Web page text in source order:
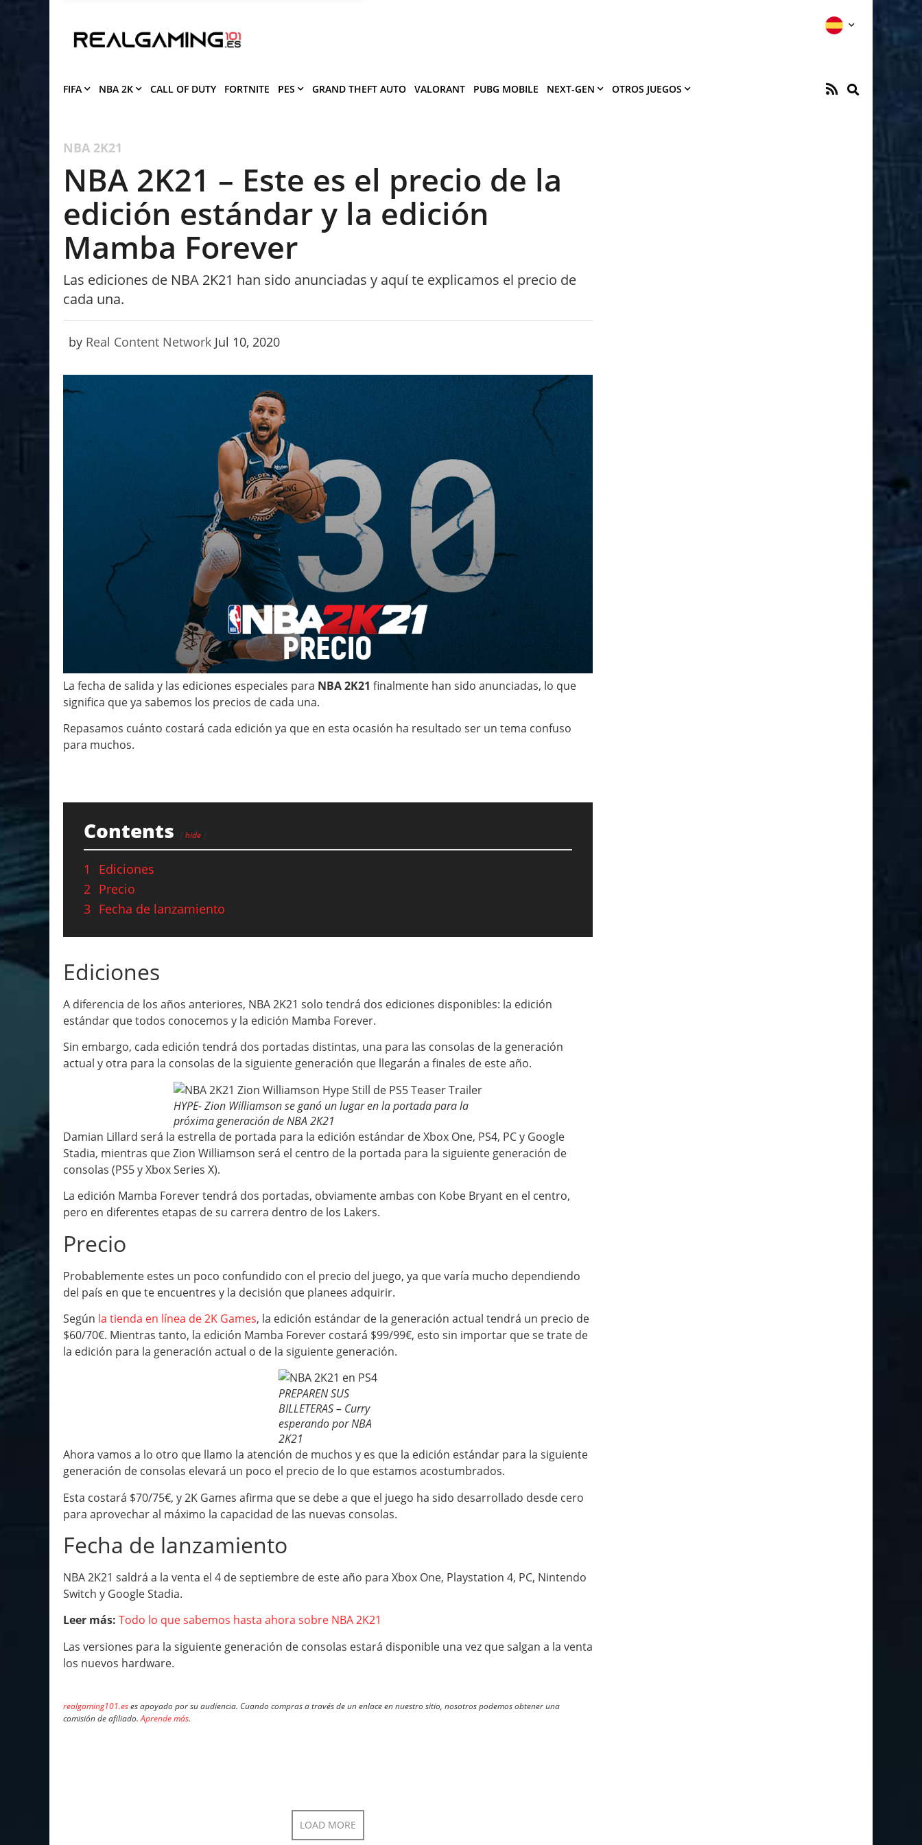
notificaciones de los mejores artículos.
FIFA NBA 2K CALL OF DUTY FORTNITE PES GRAND THEFT AUTO VALORANT PUBG MOBILE NEXT-GEN OTROS JUEGOS
NBA 2K21
NBA 2K21 – Este es el precio de la
edición estándar y la edición
Mamba Forever
Las ediciones de NBA 2K21 han sido anunciadas y aquí te explicamos el precio de
cada una.
by Real Content Network Jul 10, 2020
La fecha de salida y las ediciones especiales para NBA 2K21 finalmente han sido anunciadas, lo que
significa que ya sabemos los precios de cada una.
Repasamos cuánto costará cada edición ya que en esta ocasión ha resultado ser un tema confuso
para muchos.
Contents hide
1
Ediciones
2 Precio
3 Fecha de lanzamiento
Ediciones
A diferencia de los años anteriores, NBA 2K21 solo tendrá dos ediciones disponibles: la edición
estándar que todos conocemos y la edición Mamba Forever.
Sin embargo, cada edición tendrá dos portadas distintas, una para las consolas de la generación
actual y otra para la consolas de la siguiente generación que llegarán a finales de este año.
HYPE- Zion Williamson se ganó un lugar en la portada para la
próxima generación de NBA 2K21
Damian Lillard será la estrella de portada para la edición estándar de Xbox One, PS4, PC y Google
Stadia, mientras que Zion Williamson será el centro de la portada para la siguiente generación de
consolas (PS5 y Xbox Series X).
La edición Mamba Forever tendrá dos portadas, obviamente ambas con Kobe Bryant en el centro,
pero en diferentes etapas de su carrera dentro de los Lakers.
Precio
Probablemente estes un poco confundido con el precio del juego, ya que varía mucho dependiendo
del país en que te encuentres y la decisión que planees adquirir.
Según la tienda en línea de 2K Games, la edición estándar de la generación actual tendrá un precio de
$60/70€. Mientras tanto, la edición Mamba Forever costará $99/99€, esto sin importar que se trate de
la edición para la generación actual o de la siguiente generación.
PREPAREN SUS
BILLETERAS – Curry
esperando por NBA
2K21
Ahora vamos a lo otro que llamo la atención de muchos y es que la edición estándar para la siguiente
generación de consolas elevará un poco el precio de lo que estamos acostumbrados.
Esta costará $70/75€, y 2K Games afirma que se debe a que el juego ha sido desarrollado desde cero
para aprovechar al máximo la capacidad de las nuevas consolas.
Fecha de lanzamiento
NBA 2K21 saldrá a la venta el 4 de septiembre de este año para Xbox One, Playstation 4, PC, Nintendo
Switch y Google Stadia.
Leer más: Todo lo que sabemos hasta ahora sobre NBA 2K21
Las versiones para la siguiente generación de consolas estará disponible una vez que salgan a la venta
los nuevos hardware.
realgaming101.eses apoyado por su audiencia. Cuando compras a través de un enlace en nuestro sitio, nosotros podemos obtener una
comisión de afiliado.Aprende más.
LOAD MORE